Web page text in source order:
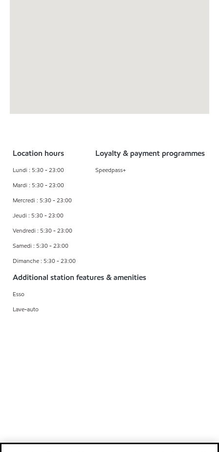
Location hours
Lundi : 5:30 - 23:00
Mardi : 5:30 - 23:00
Mercredi : 5:30 - 23:00
Jeudi : 5:30 - 23:00
Vendredi : 5:30 - 23:00
Samedi : 5:30 - 23:00
Dimanche : 5:30 - 23:00
Loyalty & payment programmes
Speedpass+
Additional station features & amenities
Esso
Lave-auto